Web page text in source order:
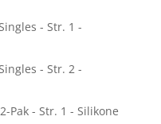
- Str. 1 -
- Str. 2 -
Pak - Str. 1 - Silikone